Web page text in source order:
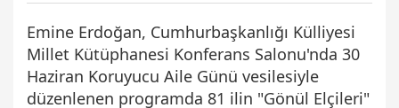
Emine Erdoğan, Cumhurbaşkanlığı Külliyesi
Millet Kütüphanesi Konferans Salonu'nda 30
Haziran Koruyucu Aile Günü vesilesiyle
düzenlenen programda 81 ilin "Gönül Elçileri"